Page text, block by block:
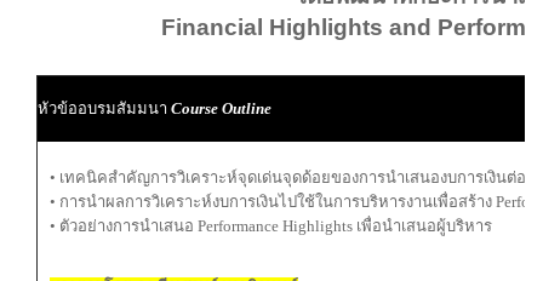
Financial Highlights and
หัวข้ออบรมสัมมนา Course Outline
• เทคนิคสำคัญการวิเคราะห์จุดเด่นจุดด้อยของการนำเสนองบการเงินต่อผู้
• การนําผลการวิเคราะห์งบการเงินไปใช้ในการบริหารงานเพื่อสร้าง
• ตัวอย่างการนำเสนอ Performance Highlights เพื่อนำเสนอผู้บริหาร